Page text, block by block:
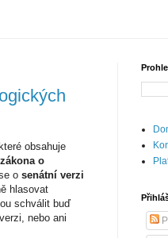
které obsahuje
o
se osenátní verzi
hlasovat
schválit buď
nebo ani